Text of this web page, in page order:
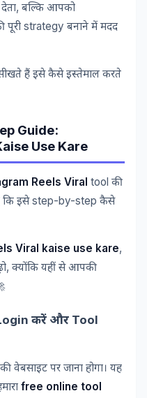
देता, बल्कि आपको
पूरी strategy बनाने में मदद
हैं इसे कैसे इस्तेमाल करते
Guide:
Use Kare
Reels Viral tool की
कि इसेstep-by-step कैसे
Viral kaise use kare,
, क्योंकि यहीं से आपकी
करें और Tool
की वेबसाइट पर जाना होगा। यह
free online tool